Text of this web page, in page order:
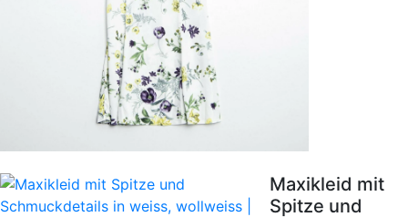
Maxikleid mit
Spitze und